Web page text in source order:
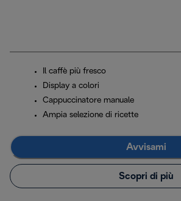
Il caffè più fresco
Display a colori
Cappuccinatore manuale
Ampia selezione di ricette
Avvisami
Scopri di più